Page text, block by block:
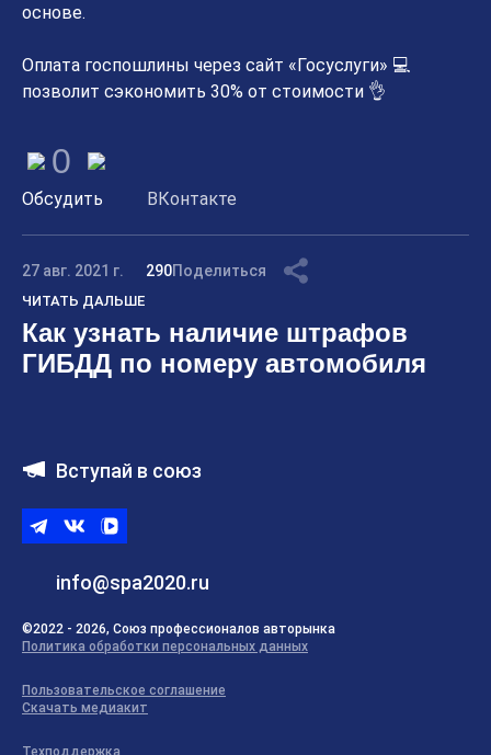
основе.
Оплата госпошлины через сайт «Госуслуги» 💻
позволит сэкономить 30% от стоимости 👌
0
Обсудить ВКонтакте
27 авг. 2021 г. 290Поделиться
ЧИТАТЬ ДАЛЬШЕ
Как узнать наличие штрафов
ГИБДД по номеру автомобиля
Вступай в союз
info@spa2020.ru
TelegramВКонтакте
ВК
©2022 - 2026, Союз профессионалов авторынка
Политика обработки персональных данных
Пользовательское соглашение
Скачать медиакит
Техподдержка